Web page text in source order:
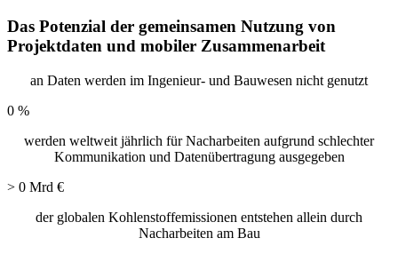
Das Potenzial der gemeinsamen Nutzung von
Projektdaten und mobiler Zusammenarbeit
an Daten werden im Ingenieur- und Bauwesen nicht genutzt
0 %
werden weltweit jährlich für Nacharbeiten aufgrund schlechter
Kommunikation und Datenübertragung ausgegeben
> 0 Mrd €
der globalen Kohlenstoffemissionen entstehen allein durch
Nacharbeiten am Bau